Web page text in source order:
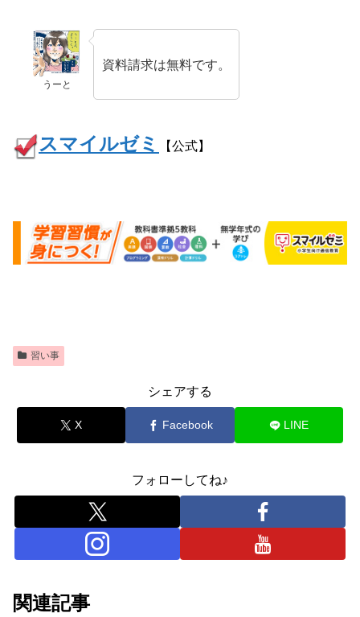
うーと
資料請求は無料です。
スマイルゼミ 【公式】
習い事
シェアする
X Facebook LINE
フォローしてね♪
関連記事